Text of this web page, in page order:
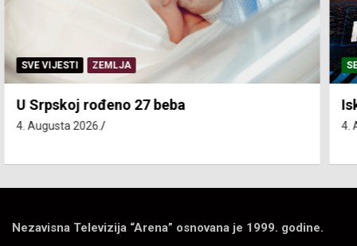
SERVISNE INFORMACIJE
Isključenja vode – utorak 4. avgust
4. Augusta 2026.
Nezavisna Televizija “Arena” osnovana je 1999. godine.